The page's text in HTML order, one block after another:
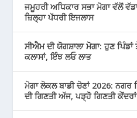
ਜਮੂਹਰੀ ਅਧਿਕਾਰ ਸਭਾ ਮੋਗਾ ਵੱਲੋਂ
ਜ਼ਿਲ੍ਹਾ ਪੱਧਰੀ ਇਜਲਾਸ
ਸੀਐਮ ਦੀ ਯੋਗਸ਼ਾਲਾ ਮੋਗਾ: ਹੁਣ
ਕਲਾਸਾਂ, ਇੰਝ ਲਓ ਲਾਭ
ਮੋਗਾ ਲੋਕਲ ਬਾਡੀ ਚੋਣਾਂ 2026:
ਦੀ ਗਿਣਤੀ ਅੱਜ, ਪੜ੍ਹੋ ਗਿਣਤੀ ਕੇਂਦਰਾਂ